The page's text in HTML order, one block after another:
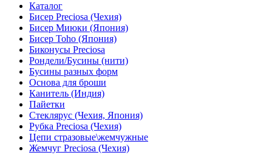
Каталог
Бисер Preciosa (Чехия)
Бисер Миюки (Япония)
Бисер Toho (Япония)
Биконусы Preciosa
Рондели/Бусины (нити)
Бусины разных форм
Основа для броши
Канитель (Индия)
Пайетки
Стеклярус (Чехия, Япония)
Рубка Preciosa (Чехия)
Цепи стразовые\жемчужные
Жемчуг Preciosa (Чехия)